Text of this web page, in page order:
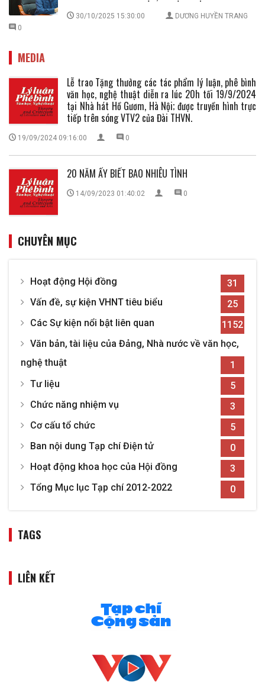
30/10/2025 15:30:00
DƯƠNG HUYỀN TRANG
0
MEDIA
Lễ trao Tặng thưởng các tác phẩm lý luận, phê bình
văn học, nghệ thuật diễn ra lúc 20h tối 19/9/2024
tại Nhà hát Hồ Gươm, Hà Nội; được truyền hình trực
tiếp trên sóng VTV2 của Đài THVN.
19/09/2024 09:16:00 0
20 NĂM ẤY BIẾT BAO NHIÊU TÌNH
14/09/2023 01:40:02 0
CHUYÊN MỤC
Hoạt động Hội đồng
31
Vấn đề, sự kiện VHNT tiêu biểu
25
Các Sự kiện nổi bật liên quan
1152
Văn bản, tài liệu của Đảng, Nhà nước về văn học,
nghệ thuật
1
Tư liệu
5
Chức năng nhiệm vụ
3
Cơ cấu tổ chức
5
Ban nội dung Tạp chí Điện tử
0
Hoạt động khoa học của Hội đồng
3
Tổng Mục lục Tạp chí 2012-2022
0
TAGS
LIÊN KẾT